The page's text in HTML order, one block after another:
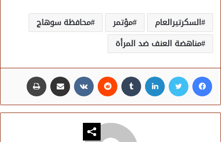
السكرتيرالعام مؤتمر
محافظة سوهاج
مناهضة العنف ضد المرأة
فيسبوك تويتر لينكدإن مشاركة عبر البريد